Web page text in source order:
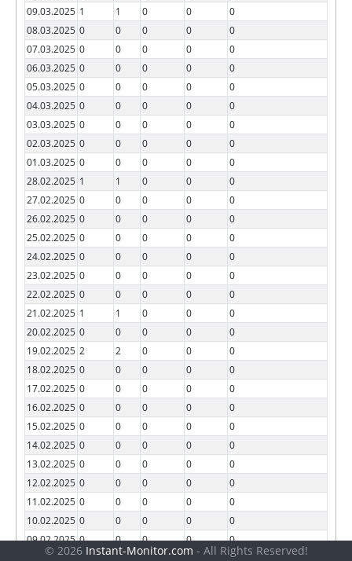
09.03.2025 1 1 0 0
0
08.03.2025 0 0 0 0
0
07.03.2025 0 0 0 0
0
06.03.2025 0 0 0 0
0
05.03.2025 0 0 0 0
0
04.03.2025 0 0 0 0
0
03.03.2025 0 0 0 0
0
02.03.2025 0 0 0 0
0
01.03.2025 0 0 0 0
0
28.02.2025 1 1 0 0
0
27.02.2025 0 0 0 0
0
26.02.2025 0 0 0 0
0
25.02.2025 0 0 0 0
0
24.02.2025 0 0 0 0
0
23.02.2025 0 0 0 0
0
22.02.2025 0 0 0 0
0
21.02.2025 1 1 0 0
0
20.02.2025 0 0 0 0
0
19.02.2025 2 2 0 0
0
18.02.2025 0 0 0 0
0
17.02.2025 0 0 0 0
0
16.02.2025 0 0 0 0
0
15.02.2025 0 0 0 0
0
14.02.2025 0 0 0 0
0
13.02.2025 0 0 0 0
0
12.02.2025 0 0 0 0
0
11.02.2025 0 0 0 0
0
10.02.2025 0 0 0 0
0
09.02.2025 0 0 0 0
0
08.02.2025 0 0 0 0 0
© 2026 Instant-Monitor.com - All Rights Reserved!